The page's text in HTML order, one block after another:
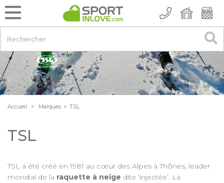
Accueil > Marques > TSL
TSL
TSL a été créé en 1981 au cœur des Alpes à Thônes, leader
mondial de la raquette à neige dite ‘injectée’. La